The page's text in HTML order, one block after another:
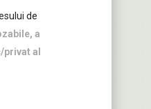
de
a
al